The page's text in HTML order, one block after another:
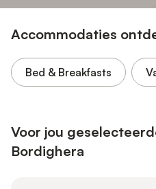
Accommodaties
Bed & Breakfasts
Voor jou
Bordighera